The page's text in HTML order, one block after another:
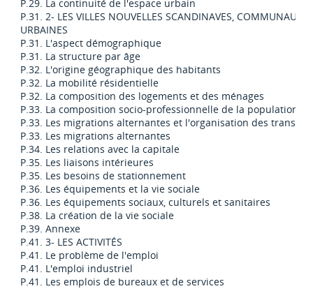
P.29. La continuité de l'espace urbain
P.31. 2- LES VILLES NOUVELLES SCANDINAVES, COMMUNAUTÉS
URBAINES
P.31. L'aspect démographique
P.31. La structure par âge
P.32. L'origine géographique des habitants
P.32. La mobilité résidentielle
P.32. La composition des logements et des ménages
P.33. La composition socio-professionnelle de la population
P.33. Les migrations alternantes et l'organisation des
P.33. Les migrations alternantes
P.34. Les relations avec la capitale
P.35. Les liaisons intérieures
P.35. Les besoins de stationnement
P.36. Les équipements et la vie sociale
P.36. Les équipements sociaux, culturels et sanitaires
P.38. La création de la vie sociale
P.39. Annexe
P.41. 3- LES ACTIVITÉS
P.41. Le problème de l'emploi
P.41. L'emploi industriel
P.41. Les emplois de bureaux et de services